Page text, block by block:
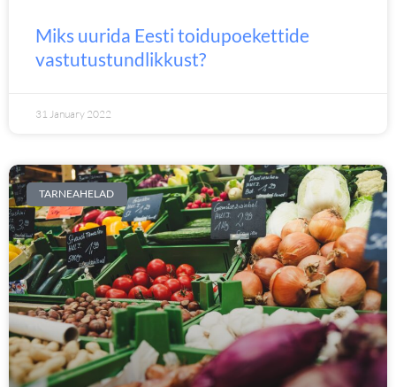
Miks uurida Eesti toidupoekettide
vastutustundlikkust?
31 January 2022
TARNEAHELAD